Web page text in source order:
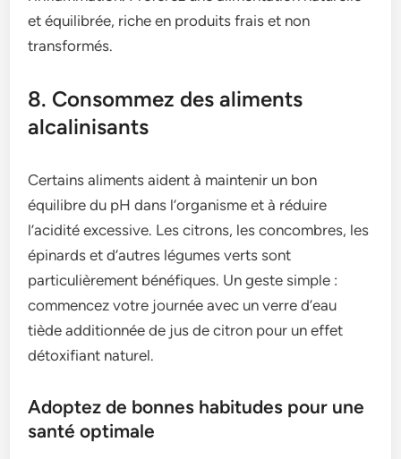
et équilibrée, riche en produits frais et non
transformés.
8. Consommez des aliments
alcalinisants
Certains aliments aident à maintenir un bon
équilibre du pH dans l’organisme et à réduire
l’acidité excessive. Les citrons, les concombres, les
épinards et d’autres légumes verts sont
particulièrement bénéfiques. Un geste simple :
commencez votre journée avec un verre d’eau
tiède additionnée de jus de citron pour un effet
détoxifiant naturel.
Adoptez de bonnes habitudes pour une
santé optimale